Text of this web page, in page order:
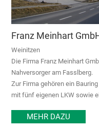
Franz Meinhart
Weinitzen
Die Firma Franz Meinhart
Nahversorger am Fasslberg.
Zur Firma gehören ein
mit fünf eigenen LKW sowie
MEHR DAZU